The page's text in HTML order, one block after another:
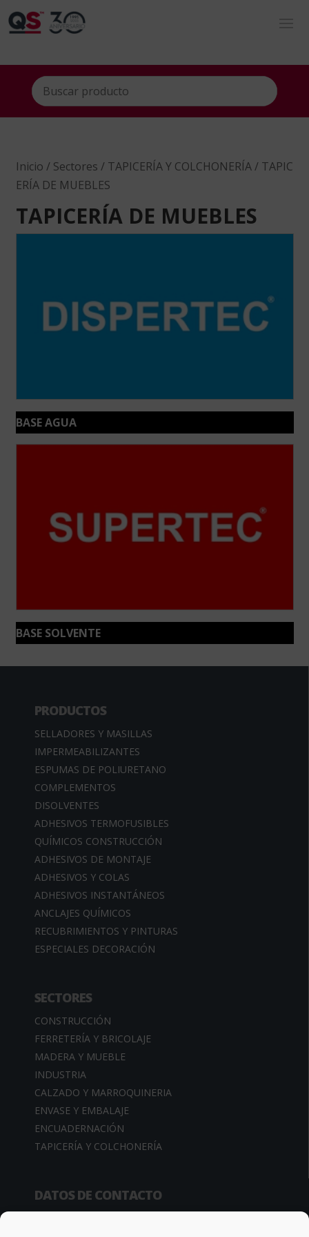
Inicio / Sectores / TAPICERÍA Y COLCHONERÍA/ TAPIC
ERÍA DE MUEBLES
TAPICERÍA DE MUEBLES
BASE AGUA
BASE SOLVENTE
PRODUCTOS
SELLADORES Y MASILLAS
IMPERMEABILIZANTES
ESPUMAS DE POLIURETANO
COMPLEMENTOS
DISOLVENTES
ADHESIVOS TERMOFUSIBLES
QUÍMICOS CONSTRUCCIÓN
ADHESIVOS DE MONTAJE
ADHESIVOS Y COLAS
ADHESIVOS INSTANTÁNEOS
ANCLAJES QUÍMICOS
RECUBRIMIENTOS Y PINTURAS
ESPECIALES DECORACIÓN
SECTORES
CONSTRUCCIÓN
FERRETERÍA Y BRICOLAJE
MADERA Y MUEBLE
INDUSTRIA
CALZADO Y MARROQUINERIA
ENVASE Y EMBALAJE
ENCUADERNACIÓN
TAPICERÍA Y COLCHONERÍA
DATOS DE CONTACTO